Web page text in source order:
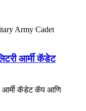
आर्मी कॅडेट
आर्मी कॅडेट कॅप आणि